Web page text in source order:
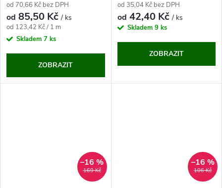
od 70,66 Kč bez DPH
od 85,50 Kč/ ks
Měrná
cena:
od 123,42 Kč / 1 m
Skladem 7 ks
ZOBRAZIT
od 35,04 Kč bez DPH
od 42,40 Kč/ ks
Skladem 9 ks
ZOBRAZIT
169 Kč
–16 %
106 Kč
–16 %